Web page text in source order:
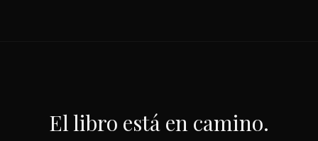
El libro está en camino.